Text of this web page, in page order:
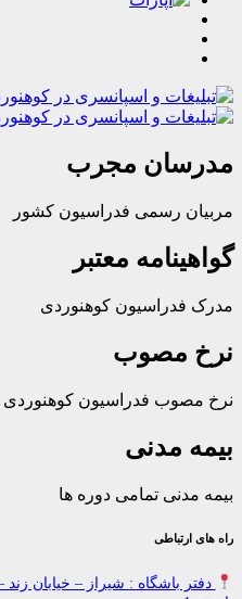
مجرب
رسمی فدراسیون کشور
معتبر
کوهنوردی
فدراسیون کوهنوردی
تمامی دوره ها
: شیراز – خیابان زند –